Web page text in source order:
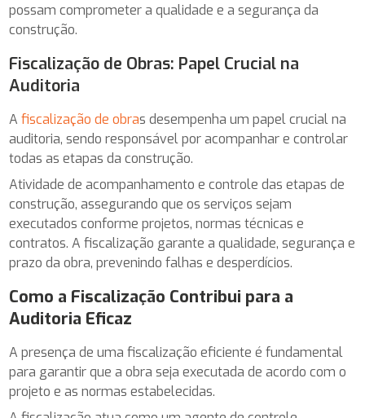
possam comprometer a qualidade e a segurança da
construção.
Fiscalização de Obras: Papel Crucial na
Auditoria
Afiscalização de obras desempenha um papel crucial na
auditoria, sendo responsável por acompanhar e controlar
todas as etapas da construção.
Atividade de acompanhamento e controle das etapas de
construção, assegurando que os serviços sejam
executados conforme projetos, normas técnicas e
contratos. A fiscalização garante a qualidade, segurança e
prazo da obra, prevenindo falhas e desperdícios.
Como a Fiscalização Contribui para a
Auditoria Eficaz
A presença de uma fiscalização eficiente é fundamental
para garantir que a obra seja executada de acordo com o
projeto e as normas estabelecidas.